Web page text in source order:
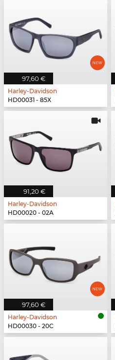
97,60 €
Harley-Davidson
HD00031 - 85X
91,20 €
Harley-Davidson
HD00020 - 02A
97,60 €
Harley-Davidson
HD00030 - 20C